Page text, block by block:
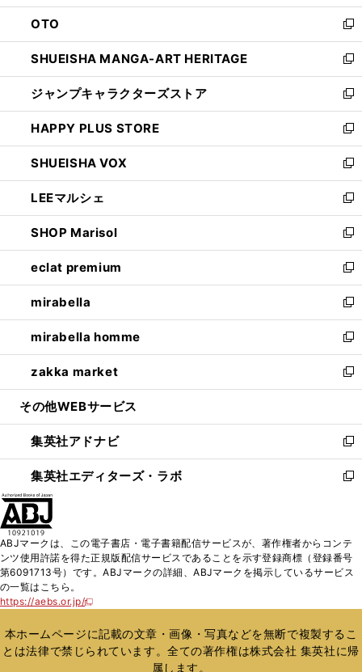
ウ
で
開
く
ン
ド
ウ
で
開
く
OTO
新
し
い
ウ
ィ
ン
ド
ウ
で
開
く
SHUEISHA MANGA-ART HERITAGE
新
し
い
ウ
ィ
ン
ド
ウ
で
開
く
ジャンプキャラクターズストア
新
し
い
ウ
ィ
ン
ド
ウ
で
開
く
HAPPY PLUS STORE
新
し
い
ウ
ィ
ン
ド
ウ
で
開
く
SHUEISHA VOX
新
し
い
ウ
ィ
ン
ド
ウ
で
開
く
LEEマルシェ
新
し
い
ウ
ィ
ン
ド
ウ
で
開
く
SHOP Marisol
新
し
い
ウ
ィ
ン
ド
ウ
で
開
eclat premium
新
し
い
ウ
ィ
ン
ド
ウ
開
く
mirabella
新
し
い
ウ
ィ
ン
ウ
で
開
く
mirabella homme
新
し
い
ウ
ン
ド
ウ
で
zakka market
新
し
ウ
ィ
ン
ド
く
その他WEBサービス
集英社アドナビ
新
し
い
ド
ウ
で
集英社エディターズ・ラボ
新
ィ
ン
ド
開
く
ABJマークは、この電子書店・電子書籍配信サービスが、著作権者からコンテ
ンツ使用許諾を得た正規版配信サービスであることを示す登録商標（登録番号
第6091713号）です。ABJマークの詳細、ABJマークを掲示しているサービス
の一覧はこちら。
https://aebs.or.jp/
新
い
ウ
ィ
本ホームページに記載の文章・画像・写真などを無断で複製するこ
とは法律で禁じられています。全ての著作権は株式会社 集英社に帰
属します。